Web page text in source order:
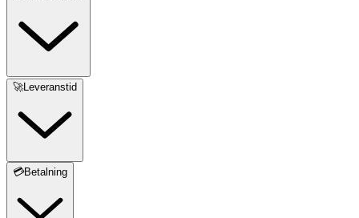
🚀Leveranstid
💳Betalning